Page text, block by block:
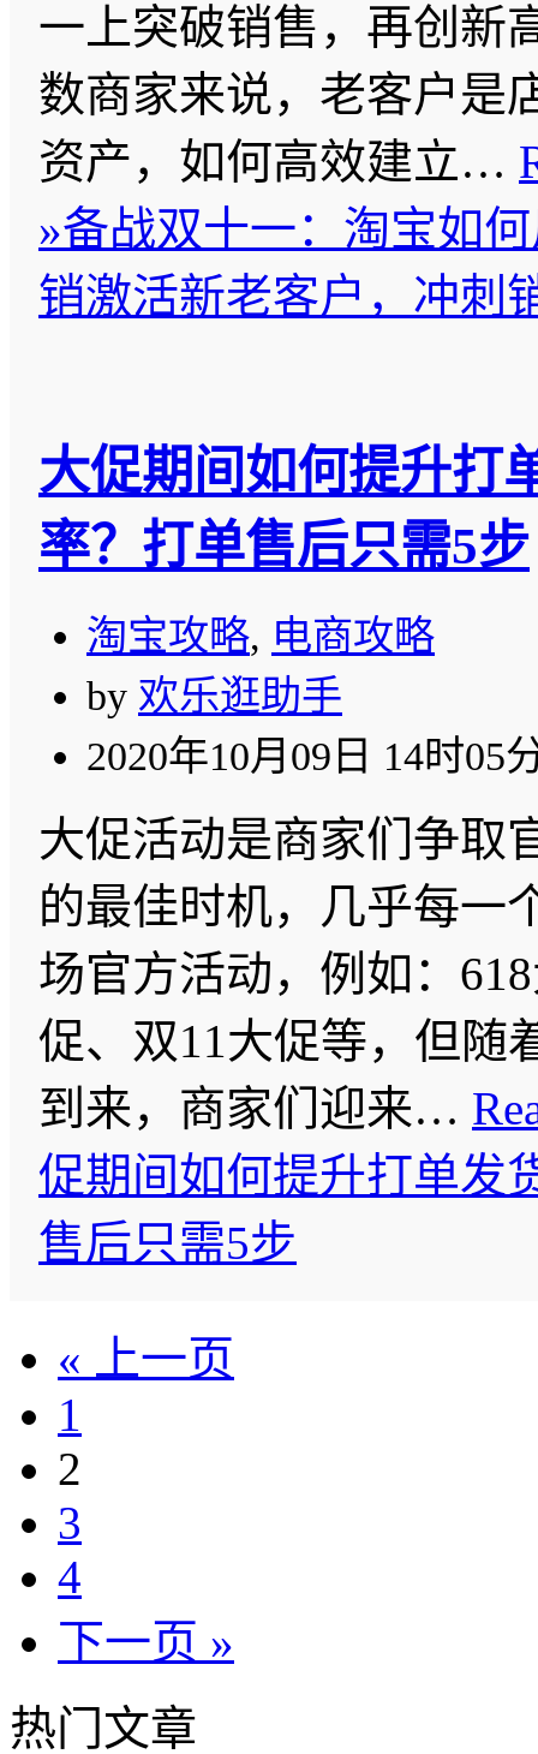
一上突破销售，再创新
数商家来说，老客户是
资产，如何高效建立…
»备战双十一：淘宝如
销激活新老客户，冲刺
大促期间如何提升打
率？打单售后只需5步
淘宝攻略, 电商攻略
by 欢乐逛助手
2020年10月09日 14时05
大促活动是商家们争取
的最佳时机，几乎每一
场官方活动，例如：
促、双11大促等，但随
到来，商家们迎来…
促期间如何提升打单发
售后只需5步
« 上一页
1
2
3
4
下一页 »
热门文章